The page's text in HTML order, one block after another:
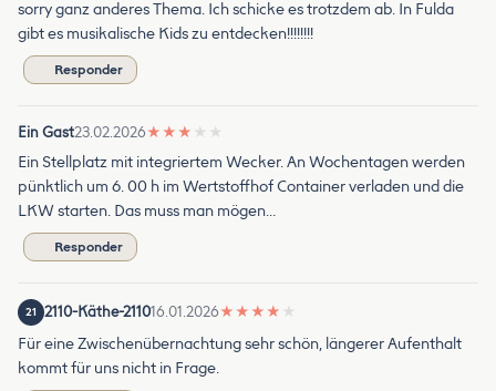
sorry ganz anderes Thema. Ich schicke es trotzdem ab. In Fulda
gibt es musikalische Kids zu entdecken!!!!!!!!
Responder
Ein Gast23.02.2026★ ★ ★ ★ ★
Ein Stellplatz mit integriertem Wecker. An Wochentagen werden
pünktlich um 6. 00 h im Wertstoffhof Container verladen und die
LKW starten. Das muss man mögen…
Responder
21 2110-Käthe-211016.01.2026★ ★ ★ ★ ★
Für eine Zwischenübernachtung sehr schön, längerer Aufenthalt
kommt für uns nicht in Frage.